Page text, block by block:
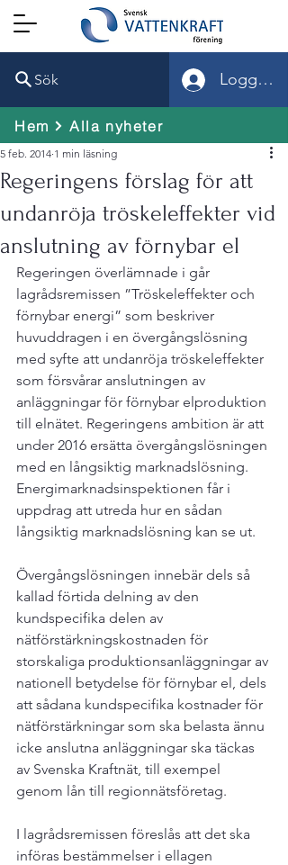
Sök Logga in
Hem Alla nyheter
Regeringens förslag för att
undanröja tröskeleffekter vid
anslutning av förnybar el
5 feb. 2014 1 min läsning
Regeringen överlämnade i går
lagrådsremissen ”Tröskeleffekter och
förnybar energi” som beskriver
huvuddragen i en övergångslösning
med syfte att undanröja tröskeleffekter
som försvårar anslutningen av
anläggningar för förnybar elproduktion
till elnätet. Regeringens ambition är att
under 2016 ersätta övergångslösningen
med en långsiktig marknadslösning.
Energimarknadsinspektionen får i
uppdrag att utreda hur en sådan
långsiktig marknadslösning kan se ut.
Övergångslösningen innebär dels så
kallad förtida delning av den
kundspecifika delen av
nätförstärkningskostnaden för
storskaliga produktionsanläggningar av
nationell betydelse för förnybar el, dels
att sådana kundspecifika kostnader för
nätförstärkningar som ska belasta ännu
icke anslutna anläggningar ska täckas
av Svenska Kraftnät, till exempel
genom lån till regionnätsföretag.
I lagrådsremissen föreslås att det ska
införas bestämmelser i ellagen